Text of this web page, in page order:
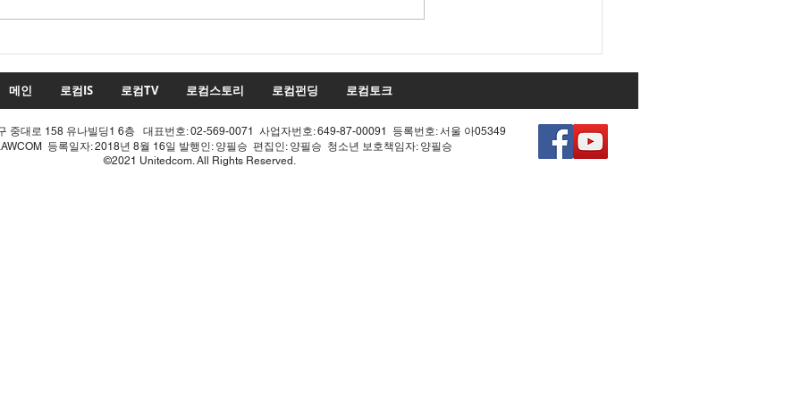
적 쇄신으론 어림없다!
수치 조작 모의한 선관위!
메인 로컴IS 로컴TV 로컴스토리 로컴펀딩 로컴토크
중대로 158 유나빌딩1 6층 대표번호: 02-569-0071 사업자번호: 649-87-00091 등록번호: 서울 아05349
등록일자: 2018년 8월 16일 발행인: 양필승 편집인: 양필승 청소년 보호책임자: 양필승
©2021 Unitedcom. All Rights Reserved.